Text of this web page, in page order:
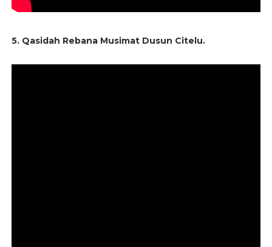
5. Qasidah Rebana Musimat Dusun Citelu.